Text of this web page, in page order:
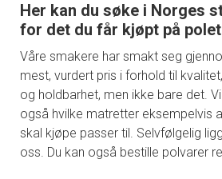
Her kan du søke i Norges
for det du får kjøpt på polet
Våre smakere har smakt seg
mest, vurdert pris i forhold til
og holdbarhet, men ikke bare det.
også hvilke matretter eksempelvis
skal kjøpe passer til. Selvfølgelig
oss. Du kan også bestille polvarer